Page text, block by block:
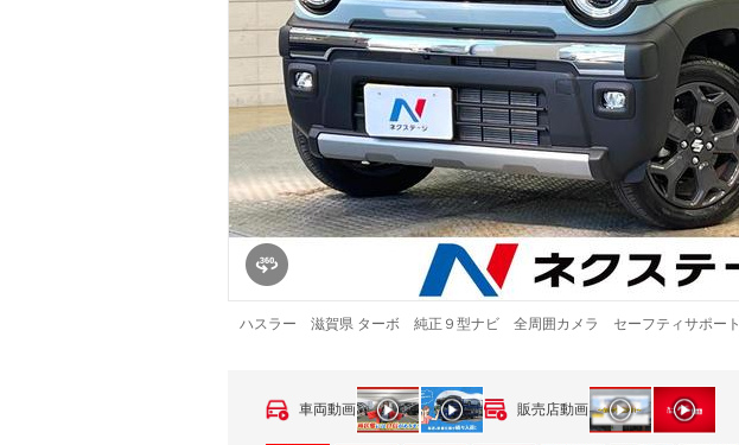
ハスラー 滋賀県 ターボ 純正９型ナビ 全周囲カメラ セーフティサポート
車両動画 販売店動画